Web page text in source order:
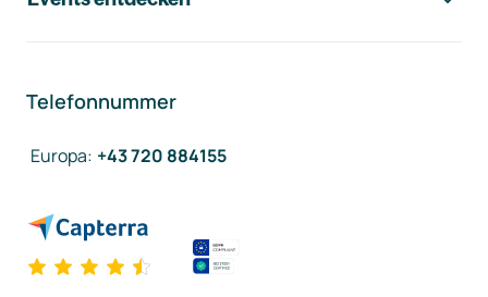
Telefonnummer
Europa: +43 720 884155